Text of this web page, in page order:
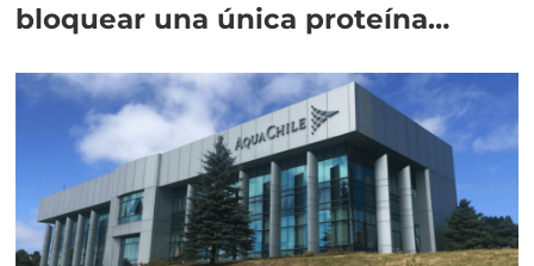
bloquear una única proteína